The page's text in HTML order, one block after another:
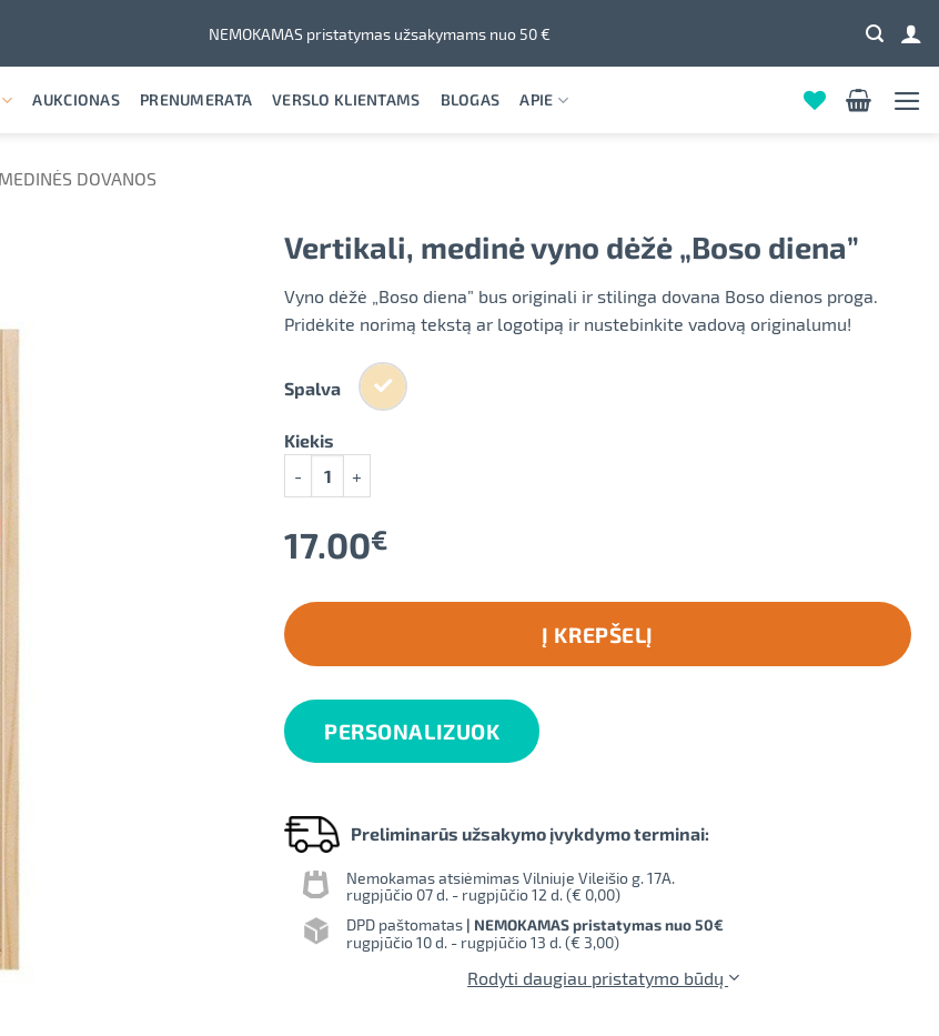
NEMOKAMAS pristatymas užsakymams nuo 50 €
AUKCIONAS PRENUMERATA VERSLO KLIENTAMS BLOGAS APIE
MEDINĖS DOVANOS
Vertikali, medinė vyno dėžė „Boso diena”
Vyno dėžė „Boso diena” bus originali ir stilinga dovana Boso dienos proga.
Pridėkite norimą tekstą ar logotipą ir nustebinkite vadovą originalumu!
Spalva
Kiekis
17.00€
Į KREPŠELĮ
PERSONALIZUOK
Preliminarūs užsakymo įvykdymo terminai:
Nemokamas atsiėmimas Vilniuje Vileišio g. 17A.
rugpjūčio 07 d. - rugpjūčio 12 d. (€ 0,00)
DPD paštomatas | NEMOKAMAS pristatymas nuo 50€
rugpjūčio 10 d. - rugpjūčio 13 d. (€ 3,00)
Rodyti daugiau pristatymo būdų